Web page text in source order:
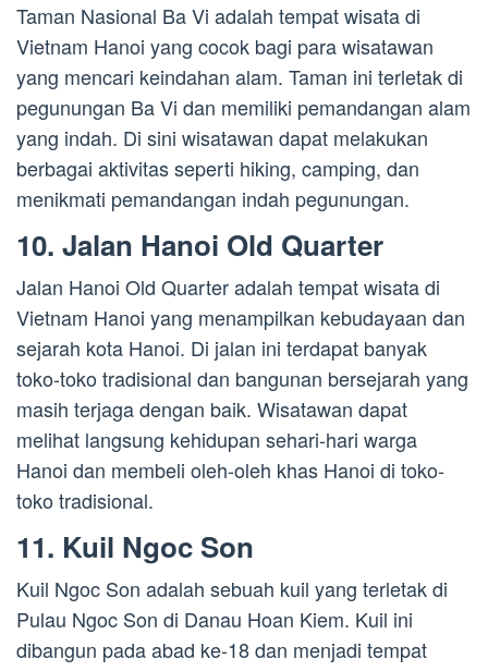
Taman Nasional Ba Vi adalah tempat wisata di
Vietnam Hanoi yang cocok bagi para wisatawan
yang mencari keindahan alam. Taman ini terletak di
pegunungan Ba Vi dan memiliki pemandangan alam
yang indah. Di sini wisatawan dapat melakukan
berbagai aktivitas seperti hiking, camping, dan
menikmati pemandangan indah pegunungan.
10. Jalan Hanoi Old Quarter
Jalan Hanoi Old Quarter adalah tempat wisata di
Vietnam Hanoi yang menampilkan kebudayaan dan
sejarah kota Hanoi. Di jalan ini terdapat banyak
toko-toko tradisional dan bangunan bersejarah yang
masih terjaga dengan baik. Wisatawan dapat
melihat langsung kehidupan sehari-hari warga
Hanoi dan membeli oleh-oleh khas Hanoi di toko-
toko tradisional.
11. Kuil Ngoc Son
Kuil Ngoc Son adalah sebuah kuil yang terletak di
Pulau Ngoc Son di Danau Hoan Kiem. Kuil ini
dibangun pada abad ke-18 dan menjadi tempat